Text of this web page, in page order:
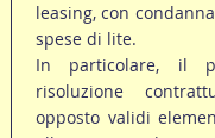
leasing, con
spese di lite.
In particolare, il
risoluzione
opposto validi